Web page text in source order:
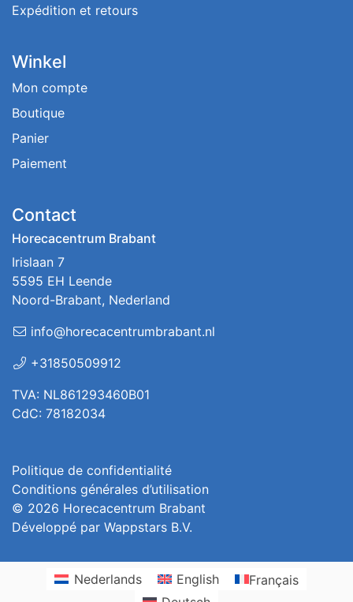
Expédition et retours
Winkel
Mon compte
Boutique
Panier
Paiement
Contact
Horecacentrum Brabant
Irislaan 7
5595 EH Leende
Noord-Brabant, Nederland
info@horecacentrumbrabant.nl
+31850509912
TVA: NL861293460B01
CdC: 78182034
Politique de confidentialité
Conditions générales d’utilisation
© 2026 Horecacentrum Brabant
Développé par Wappstars B.V.
Nederlands English
Français